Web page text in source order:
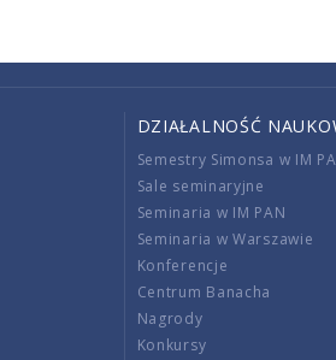
DZIAŁALNOŚĆ
Semestry Simonsa w IM
Sale seminaryjne
Seminaria w IM PAN
Seminaria w Warszawie
Konferencje
Centrum Banacha
Nagrody
Konkursy